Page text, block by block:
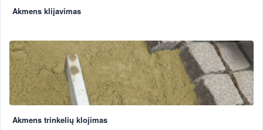
Akmens klijavimas
Akmens trinkelių klojimas